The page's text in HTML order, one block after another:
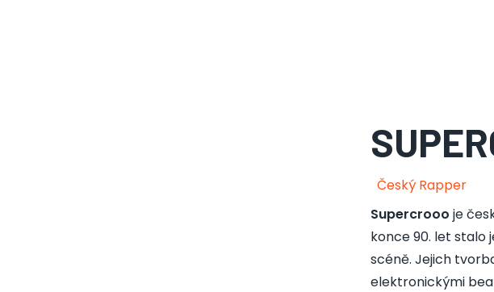
Český Rapper
Supercrooo je
konce 90. let stalo
scéně. Jejich
elektronickými